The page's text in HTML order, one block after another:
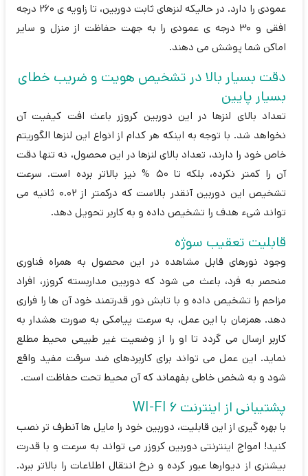
عمودی را دارد. در حالیکه لنزهای ثابت دوربین، تا زاویه ی 260 درجه
افقی و 30 درجه ی عمودی را به جهت حفاظت از منزل و سایر
اماکن شما پوشش می دهند.
دقت بسیار بالا در تشخیص هویت و ضریب خطای
بسیار پایین
تعداد بالای لنزها در این دوربین کروزر باعث افت کیفیت آن
نخواهد شد. با توجه به اینکه هر کدام از انواع این لنزها الگوریتم
خاص خود را دارند، تعداد بالای لنزها در این محصول، نه تنها دقت
آن را کمتر نکرده، بلکه تا 50 % نیز بالاتر برده است. سرعت
تشخیص این دوربین آنقدر بالاست که درکمتر از 0.02 ثانیه می
تواند شیء هدف را تشخیص داده و به کاربر تحویل دهد.
قابلیت تعقیب سوژه
وجود نورهای قابل مشاهده در این محصول به همراه فناوری
منحصر به فرد، باعث می شود که دوربین مداربسته کروزر، افراد
مزاحم را تشخیص داده و با تابش نور قدرتمند خود آن ها را فراری
دهد. همزمان با این عمل، به سرعت پیامکی به صورت هشدار به
کاربر ارسال می گردد تا او را از وضعیت غیر طبیعی محیط مطلع
نماید. این عمل می تواند برای کاربردهای ضد سرقت مفید واقع
شود و به شخص خاطی بفهماند که آن محیط تحت حفاظت است.
پشتیبانی از اینترنت WI-FI 6
با بهره گیری از این قابلیت، دوربین خود را مایل ها آنطرف تر نصب
کنید! امواج اینترنتی دوربین کروزر می تواند به سرعت و با قدرت
بیشتری از دیوارها عبور کرده و نرخ انتقال اطلاعات را بالاتر ببرد.